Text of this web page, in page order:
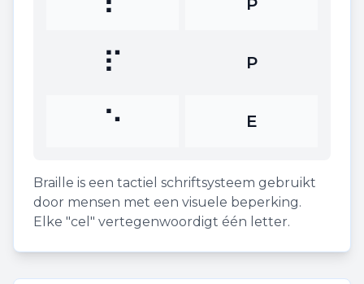
P
⠏ P
⠑ E
Braille is een tactiel schriftsysteem gebruikt
door mensen met een visuele beperking.
Elke "cel" vertegenwoordigt één letter.